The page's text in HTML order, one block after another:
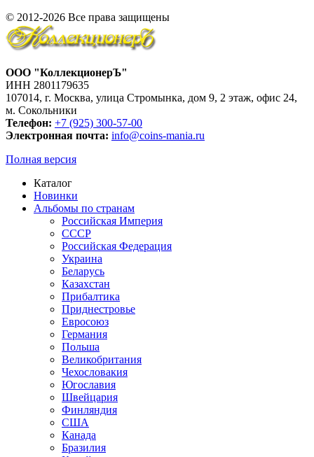
© 2012-2026 Все права защищены
ООО "КоллекционерЪ"
ИНН 2801179635
107014, г. Москва, улица Стромынка, дом 9, 2 этаж, офис 24,
м. Сокольники
Телефон: +7 (925) 300-57-00
Электронная почта: info@coins-mania.ru
Полная версия
Каталог
Новинки
Альбомы по странам
Российская Империя
СССР
Российская Федерация
Украина
Беларусь
Казахстан
Прибалтика
Приднестровье
Евросоюз
Германия
Польша
Великобритания
Чехословакия
Югославия
Швейцария
Финляндия
США
Канада
Бразилия